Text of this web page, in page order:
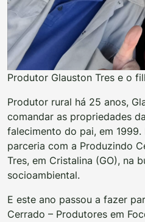
Produtor Glauston Tres e o
Produtor rural há 25 anos,
comandar as propriedades
falecimento do pai, em
parceria com a Produzindo
Tres, em Cristalina (GO), na
socioambiental.
E este ano passou a fazer
Cerrado – Produtores em